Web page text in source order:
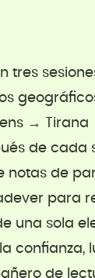
tres
→ Tirana
de cada
notas de
para
una sola
confianza,
de